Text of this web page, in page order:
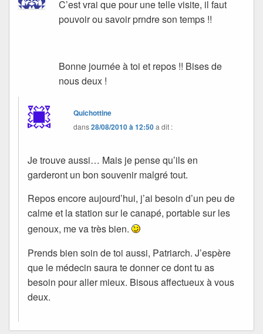
C’est vrai que pour une telle visite, il faut
pouvoir ou savoir prndre son temps !!
Bonne journée à toi et repos !! Bises de
nous deux !
Quichottine
dans28/08/2010 à 12:50a dit :
Je trouve aussi… Mais je pense qu’ils en
garderont un bon souvenir malgré tout.
Repos encore aujourd’hui, j’ai besoin d’un peu de
calme et la station sur le canapé, portable sur les
genoux, me va très bien.
Prends bien soin de toi aussi, Patriarch. J’espère
que le médecin saura te donner ce dont tu as
besoin pour aller mieux. Bisous affectueux à vous
deux.